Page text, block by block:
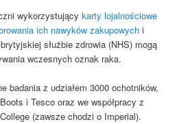
wykorzystującykarty lojalnościowe
ich nawyków zakupowych i
służbie zdrowia (NHS) mogą
wczesnych oznak raka.
badania z udziałem 3000 ochotników,
i Tesco oraz we współpracy z
(zawsze chodzi o Imperial).